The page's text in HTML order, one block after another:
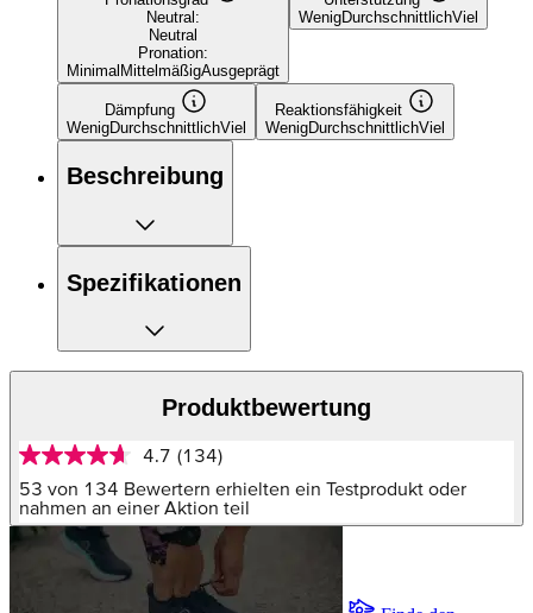
Neutral:
Neutral
Pronation:
Minimal MittelmäßigAusgeprägt
WenigDurchschnittlichViel
Dämpfung
WenigDurchschnittlichViel
Reaktionsfähigkeit
WenigDurchschnittlichViel
Beschreibung
Spezifikationen
Produktbewertung
4.7
von
5
Sternen,
Durchschnittswert
Bewertung.
4.7 (134)
53 von 134 Bewertern erhielten ein Testprodukt oder
nahmen an einer Aktion teil